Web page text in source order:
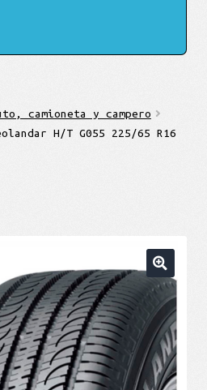
camioneta y campero
H/T G055 225/65 R16